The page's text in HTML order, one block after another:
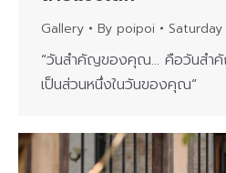
Gallery By poipoi
“วันสำคัญของคุณ… คือวันสำคั
เป็นส่วนหนึ่งในวันของคุณ”